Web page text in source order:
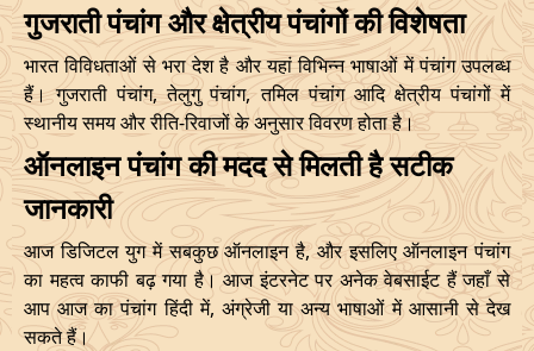
23/11/2026 23:42 Swarglok 24/11/2026
26/11/2026 20:32 Swarglok 27/11/2026
30/11/2026 01:46 Mrityulok 30/11/2026
December , 2026
Start
Bhadra
Name
End
Date Time Date
गुजराती पंचांग और क्षेत्रीय पंचांगों की विशेषता
भारत विविधताओं से भरा देश है और यहां विभिन्न भाषाओं में पंचांग उपलब्ध
हैं। गुजराती पंचांग, तेलुगु पंचांग, तमिल पंचांग आदि क्षेत्रीय पंचांगों में
स्थानीय समय और रीति-रिवाजों के अनुसार विवरण होता है।
ऑनलाइन पंचांग की मदद से मिलती है सटीक
जानकारी
आज डिजिटल युग में सबकुछ ऑनलाइन है, और इसलिए ऑनलाइन पंचांग
का महत्व काफी बढ़ गया है। आज इंटरनेट पर अनेक वेबसाईट हैं जहाँ से
आप आज का पंचांग हिंदी में, अंग्रेजी या अन्य भाषाओं में आसानी से देख
सकते हैं।